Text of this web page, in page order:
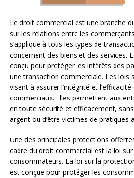
Le droit commercial est une branche
sur les relations entre les
s’applique à tous les types de
concernent des biens et des services.
conçu pour protéger les intérêts des
une transaction commerciale. Les lois
visent à assurer l’intégrité et
commerciaux. Elles permettent aux
en toute sécurité et efficacement,
argent ou d’être victimes de pratiques
Une des principales protections
cadre du droit commercial est la loi
consommateurs. La loi sur la
est conçue pour protéger les